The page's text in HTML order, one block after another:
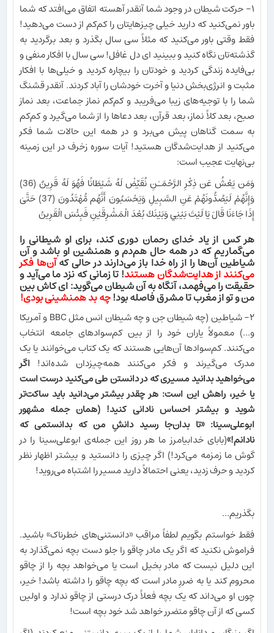
۱- حرکت شیطان در وجود شما آنقدر آهسته اتفاق می‌افتد که شما
باور نمی‌کنید که دارید خیلی چیزهایتان را کم‌کم از دست می‌دهید!
فقط وقتی باور می‌کنید که مثلاً سی سال بگذرد و بعد برگردید به
گذشته‌تان نگاه کنید و ببینید ای دل غافل! سی سال با افکار منفی و
بی‌فایده زندگی کردید و خودتان را بیچاره کردید و خیلی‌ها با افکار
مثبت و انرژی‌بخش دنیا و آخرت خودشان را آباد کردند. آنقدر قشنگ
شما را با توجیه‌های زیبا می‌فریبد و کم‌کم نماز جماعت، بعد نماز
صبح، بعد کلاً نماز، بعد قرآن، بعد دعاها را از شما می‌گیرد و کم‌کم
به سمت گناهان پیش می‌برد و در همه این حالات شما فکر
می‌کنید از هدایت‌شدگان هستید! آیات سوره زخرف در این زمینه
بی‌نهایت عجیب است:
وَمَن يَعْشُ عَن ذِكْرِ الرَّحْمَٰنِ نُقَيِّضْ لَهُ شَيْطَانًا فَهُوَ لَهُ قَرِينٌ (36)
وَإِنَّهُمْ لَيَصُدُّونَهُمْ عَنِ السَّبِيلِ وَيَحْسَبُونَ أَنَّهُم مُّهْتَدُونَ (37) حَتَّىٰ
إِذَا جَاءَنَا قَالَ يَا لَيْتَ بَيْنِي وَبَيْنَكَ بُعْدَ الْمَشْرِقَيْنِ فَبِئْسَ الْقَرِينُ
هر کس از یاد خدای رحمان دوری کند، برای او شیطانی را
می‌گماریم که در همه حال هم‌دم و همنشین او باشد و آن
شیاطین آن‌ها را از راه خدا باز می‌دارند در حالی کهآن‌ها فکر
می‌کنند از هدایت‌شدگان هستند! تا زمانی که نزد ما می‌آید و
حقیقت را می‌فهمد، آنگاه به آن شیطان می‌گوید: ای کاش بین
من و تو از مغرب تا مشرق فاصله بود!چه بد همنشینی بودی!
۲- شیاطین (چه شیطان جن و چه شیطان انس مثل BBC و آمریکا
و...) معمولاً یاران خود را از بین کم‌سوادهای جامعه انتخاب
می‌کنند. کم‌سوادها آن‌هایی هستند که یک کتاب می‌خوانند یا یک
مدرک می‌گیرند و فکر می‌کنند همه‌چیزدان شده‌اند! اگر
می‌خواهید بدانید مسیری که در دانستن طی می‌کنید درست است
یا خیر، راهش این است: هر چقدر بیشتر می‌دانید باید ساکت‌تر
شوید و بیشتر احساس نادانی کنید! (همان جمله مشهور
ابوعلی‌سینا: «تا بدان‌جا رسید دانشِ من که بدانستمی که
نادانم!»(بابای خدابیامرز ما هر روز این جمله‌ی ابوعلی‌سینا را در
گوش ما زمزمه می‌کرد!) اگر چیزی را دانستید و بیشتر اظهار نظر
کردید و حرف زدید، یعنی احتمالاً دارید مسیر را اشتباه می‌روید!
بگذریم...
فقط خواستم بگویم لطفاً مراقب «دانستنی‌های خطرناک» باشید.
فراموش نکنید که اگر یک مادر چاقو را جلو دست بچه نمی‌گذارد به
این دلیل نیست که مادر بخیل است یا می‌خواهد بچه را از چاقو
محروم کند یا به ضررِ مادر است که بچه چاقو را داشته باشد! خیر،
چون او می‌داند که یک بچه فعلاً درک درستی از چاقو ندارد و اولین
کسی که از آن چاقو متضرر خواهد شد خود بچه است!